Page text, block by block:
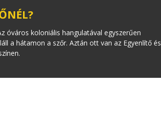
óváros koloniális hangulatával egyszerűen
a hátamon a szőr. Aztán ott van az Egyenlítő és